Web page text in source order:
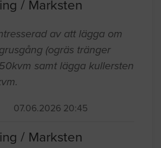
/ Marksten
av att lägga om
(ogräs tränger
samt lägga kullersten
07.06.2026 20:45
/ Marksten